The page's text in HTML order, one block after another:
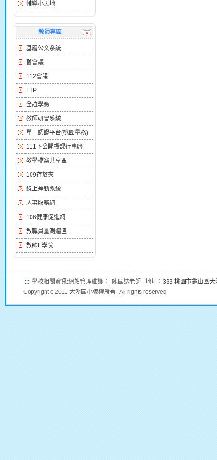
輔導小天地
教師專區
基層公文系統
舊會議
112會議
FTP
全誼學務
教師研習系統
單一認證平台(桃園學務)
111下公開授課行事曆
教學檔案共享區
109存放夾
線上差勤系統
人事服務網
106健康促進網
教職員量測體溫
教師E學院
::: 學校相關資訊:網站管理維護： 陳國誌老師 地址： 333 桃園市龜山區
Copyright c 2011 大湖國小版權所有 -All rights reserved